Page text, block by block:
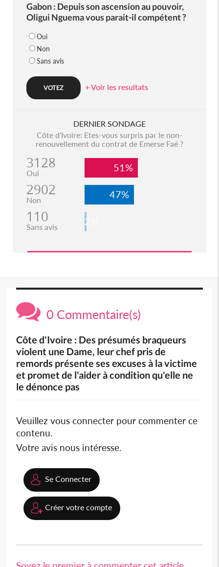
Gabon : Depuis son ascension au pouvoir,
Oligui Nguema vous parait-il compétent ?
Oui
Non
Sans avis
+ Voir les resultats
DERNIER SONDAGE
Côte d'Ivoire: Etes-vous surpris par le non-
renouvellement du contrat de Emerse Faé ?
3128
Oui 51%
2902
Non 47%
110
Sans avis 2%
0 Commentaire(s)
Côte d'Ivoire : Des présumés braqueurs
violent une Dame, leur chef pris de
remords présente ses excuses à la victime
et promet de l'aider à condition qu'elle ne
le dénonce pas
Veuillez vous connecter pour commenter ce
contenu.
Votre avis nous intéresse.
Se Connecter
Créer votre compte